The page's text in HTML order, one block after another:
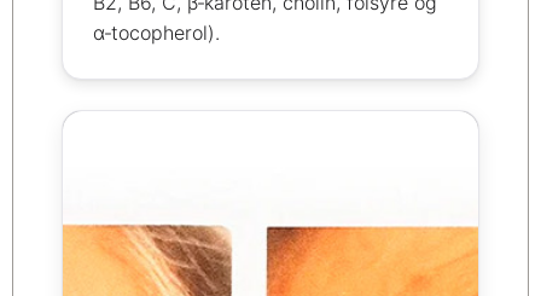
α‑tocopherol).